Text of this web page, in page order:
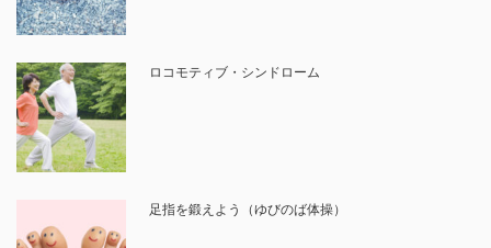
ロコモティブ・シンドローム
足指を鍛えよう（ゆびのば体操）